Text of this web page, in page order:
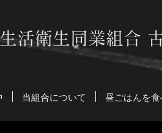
活衛生同業組合
当組合について 昼ごはんを食